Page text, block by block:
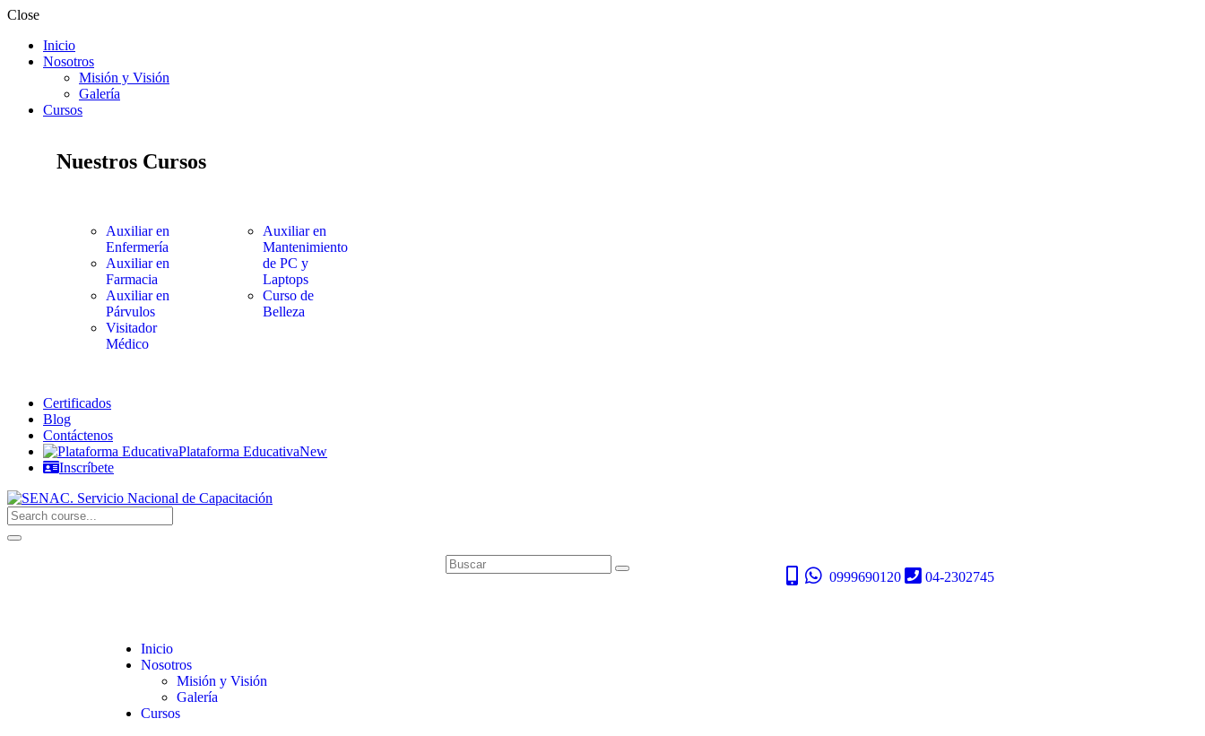
Close
Inicio
Nosotros
Misión y Visión
Galería
Cursos
Nuestros Cursos
Auxiliar en
Enfermería
Auxiliar en
Farmacia
Auxiliar en
Párvulos
Visitador
Médico
Auxiliar en
Mantenimiento
de PC y
Laptops
Curso de
Belleza
Certificados
Blog
Contáctenos
Plataforma EducativaNew
Inscríbete
0999690120 04-2302745
Inicio
Nosotros
Misión y Visión
Galería
Cursos